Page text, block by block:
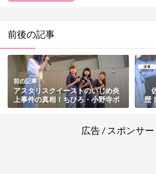
前後の記事
前の記事
アスタリスクイーストのいじめ炎
上事件の真相！ちひろ・小野寺ポ
プコなどメンバーの現在もまとめ
歴
子
広告 / スポンサ